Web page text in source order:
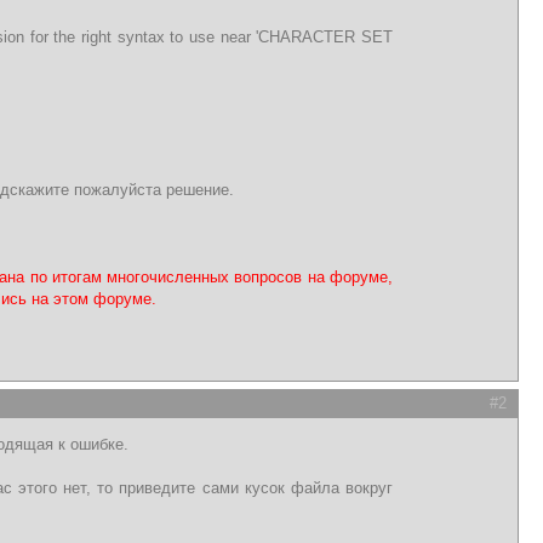
for the right syntax to use near 'CHARACTER SET
пожалуйста решение.
по итогам многочисленных вопросов на форуме,
на этом форуме.
#2
к ошибке.
нет, то приведите сами кусок файла вокруг